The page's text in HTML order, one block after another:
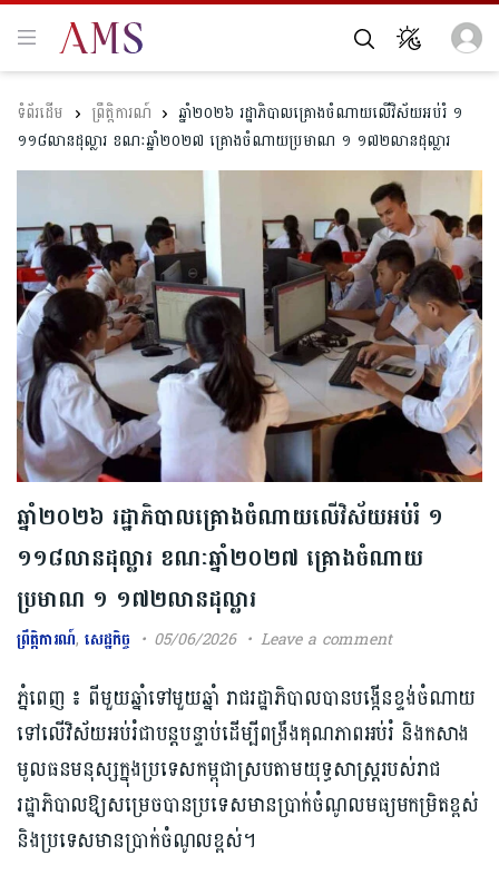
ព្រឹត្តិការណ៍
ឆ្នាំ២០២៦ រដ្ឋាភិបាល​គ្រោងចំណាយលើវិស័យអប់រំ ១
១១៨លានដុល្លារ ខណៈឆ្នាំ២០២៧ គ្រោងចំណាយ​ប្រមាណ ១ ១៧២លាន​ដុល្លារ​
ឆ្នាំ២០២៦ រដ្ឋាភិបាល​គ្រោងចំណាយលើវិស័យអប់រំ ១
១១៨លានដុល្លារ ខណៈឆ្នាំ២០២៧ គ្រោងចំណាយ​
ប្រមាណ ១ ១៧២លាន​ដុល្លារ​
ព្រឹត្តិការណ៍,សេដ្ឋកិច្ច 05/06/2026 Leave a comment
ភ្នំពេញ ៖ ពីមួយឆ្នាំទៅមួយឆ្នាំ រាជរដ្ឋាភិបាល​បានបង្កើនខ្ទង់​ចំណាយ
ទៅលើវិស័យអប់រំ​ជា​បន្តបន្ទាប់ដើម្បី​ពង្រឹងគុណភាពអប់រំ​ និងកសាង
មូលធន​មនុស្ស​ក្នុងប្រទេស​កម្ពុជាស្របតាមយុទ្ធសាស្ត្ររបស់រាជ
រដ្ឋាភិបាលឱ្យសម្រេច​បានប្រទេស​មានប្រាក់ចំណូល​មធ្យមកម្រិត​ខ្ពស់
និង​ប្រទេស​មានប្រាក់ចំណូល​ខ្ពស់។